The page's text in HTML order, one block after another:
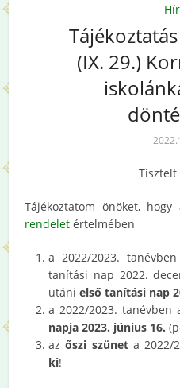
(IX. 29.)
Tisztelt
Tájékoztatom önöket,
rendelet értelmében
a 2022/2023.
tanítási nap 2022.
utánielső tanítási nap
a 2022/2023. tanévben
napja 2023. június 16.
azőszi szüneta 2022/
ki!